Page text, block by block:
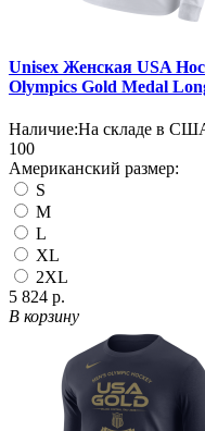
Unisex Женская USA
Olympics Gold Medal
Наличие:На складе в
100
Американский размер:
S
M
L
XL
2XL
5 824 р.
В корзину